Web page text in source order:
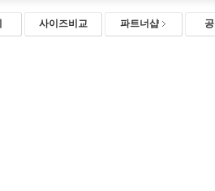
사이즈비교 파트너샵